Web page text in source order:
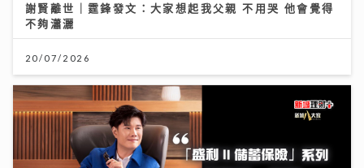
謝賢離世｜霆鋒發文：大家想起我父親 不用哭 他會覺得
不夠瀟灑
20/07/2026